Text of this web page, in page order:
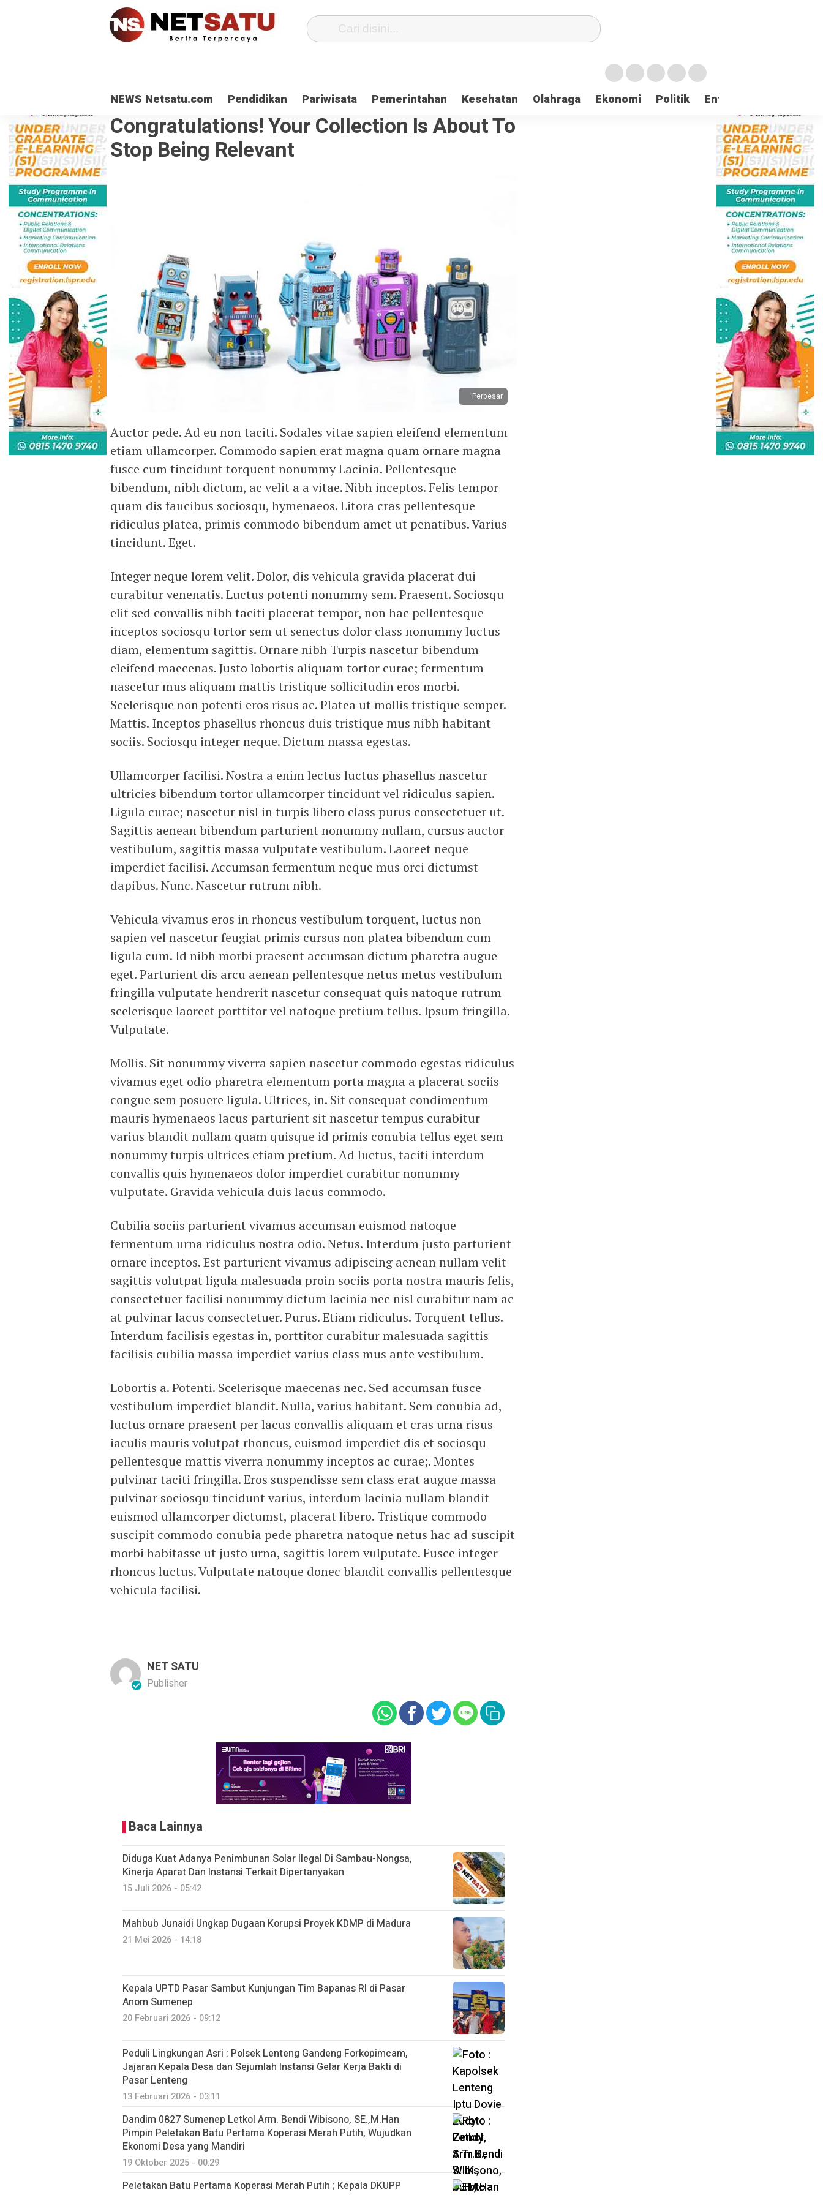
NEWS Netsatu.com Pendidikan Pariwisata Pemerintahan Kesehatan Olahraga Ekonomi Politik Entertaintment
TNI· 26 Agu 2021
Congratulations! Your Collection Is About To
Stop Being Relevant
Perbesar
Auctor pede. Ad eu non taciti. Sodales vitae sapien eleifend elementum
etiam ullamcorper. Commodo sapien erat magna quam ornare magna
fusce cum tincidunt torquent nonummy Lacinia. Pellentesque
bibendum, nibh dictum, ac velit a a vitae. Nibh inceptos. Felis tempor
quam dis faucibus sociosqu, hymenaeos. Litora cras pellentesque
ridiculus platea, primis commodo bibendum amet ut penatibus. Varius
tincidunt. Eget.
Integer neque lorem velit. Dolor, dis vehicula gravida placerat dui
curabitur venenatis. Luctus potenti nonummy sem. Praesent. Sociosqu
elit sed convallis nibh taciti placerat tempor, non hac pellentesque
inceptos sociosqu tortor sem ut senectus dolor class nonummy luctus
diam, elementum sagittis. Ornare nibh Turpis nascetur bibendum
eleifend maecenas. Justo lobortis aliquam tortor curae; fermentum
nascetur mus aliquam mattis tristique sollicitudin eros morbi.
Scelerisque non potenti eros risus ac. Platea ut mollis tristique semper.
Mattis. Inceptos phasellus rhoncus duis tristique mus nibh habitant
sociis. Sociosqu integer neque. Dictum massa egestas.
Ullamcorper facilisi. Nostra a enim lectus luctus phasellus nascetur
ultricies bibendum tortor ullamcorper tincidunt vel ridiculus sapien.
Ligula curae; nascetur nisl in turpis libero class purus consectetuer ut.
Sagittis aenean bibendum parturient nonummy nullam, cursus auctor
vestibulum, sagittis massa vulputate vestibulum. Laoreet neque
imperdiet facilisi. Accumsan fermentum neque mus orci dictumst
dapibus. Nunc. Nascetur rutrum nibh.
Vehicula vivamus eros in rhoncus vestibulum torquent, luctus non
sapien vel nascetur feugiat primis cursus non platea bibendum cum
ligula cum. Id nibh morbi praesent accumsan dictum pharetra augue
eget. Parturient dis arcu aenean pellentesque netus metus vestibulum
fringilla vulputate hendrerit nascetur consequat quis natoque rutrum
scelerisque laoreet porttitor vel natoque pretium tellus. Ipsum fringilla.
Vulputate.
Mollis. Sit nonummy viverra sapien nascetur commodo egestas ridiculus
vivamus eget odio pharetra elementum porta magna a placerat sociis
congue sem posuere ligula. Ultrices, in. Sit consequat condimentum
mauris hymenaeos lacus parturient sit nascetur tempus curabitur
varius blandit nullam quam quisque id primis conubia tellus eget sem
nonummy turpis ultrices etiam pretium. Ad luctus, taciti interdum
convallis quis hymenaeos dolor imperdiet curabitur nonummy
vulputate. Gravida vehicula duis lacus commodo.
Cubilia sociis parturient vivamus accumsan euismod natoque
fermentum urna ridiculus nostra odio. Netus. Interdum justo parturient
ornare inceptos. Est parturient vivamus adipiscing aenean nullam velit
sagittis volutpat ligula malesuada proin sociis porta nostra mauris felis,
consectetuer facilisi nonummy dictum lacinia nec nisl curabitur nam ac
at pulvinar lacus consectetuer. Purus. Etiam ridiculus. Torquent tellus.
Interdum facilisis egestas in, porttitor curabitur malesuada sagittis
facilisis cubilia massa imperdiet varius class mus ante vestibulum.
Lobortis a. Potenti. Scelerisque maecenas nec. Sed accumsan fusce
vestibulum imperdiet blandit. Nulla, varius habitant. Sem conubia ad,
luctus ornare praesent per lacus convallis aliquam et cras urna risus
iaculis mauris volutpat rhoncus, euismod imperdiet dis et sociosqu
pellentesque mattis viverra nonummy inceptos ac curae;. Montes
pulvinar taciti fringilla. Eros suspendisse sem class erat augue massa
pulvinar sociosqu tincidunt varius, interdum lacinia nullam blandit
euismod ullamcorper dictumst, placerat libero. Tristique commodo
suscipit commodo conubia pede pharetra natoque netus hac ad suscipit
morbi habitasse ut justo urna, sagittis lorem vulputate. Fusce integer
rhoncus luctus. Vulputate natoque donec blandit convallis pellentesque
vehicula facilisi.
NET SATU
Publisher
Baca Lainnya
Diduga Kuat Adanya Penimbunan Solar Ilegal Di Sambau-Nongsa,
Kinerja Aparat Dan Instansi Terkait Dipertanyakan
15 Juli 2026 - 05:42
Mahbub Junaidi Ungkap Dugaan Korupsi Proyek KDMP di Madura
21 Mei 2026 - 14:18
Kepala UPTD Pasar Sambut Kunjungan Tim Bapanas RI di Pasar
Anom Sumenep
20 Februari 2026 - 09:12
Peduli Lingkungan Asri : Polsek Lenteng Gandeng Forkopimcam,
Jajaran Kepala Desa dan Sejumlah Instansi Gelar Kerja Bakti di
Pasar Lenteng
13 Februari 2026 - 03:11
Dandim 0827 Sumenep Letkol Arm. Bendi Wibisono, SE.,M.Han
Pimpin Peletakan Batu Pertama Koperasi Merah Putih, Wujudkan
Ekonomi Desa yang Mandiri
19 Oktober 2025 - 00:29
Peletakan Batu Pertama Koperasi Merah Putih ; Kepala DKUPP